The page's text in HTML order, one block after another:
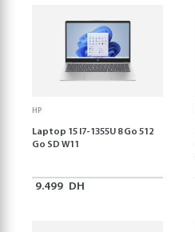
HP
Laptop 15 I7-1355U 8 Go 512
Go SD W11
9.499 DH